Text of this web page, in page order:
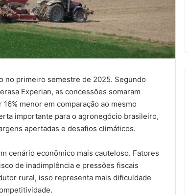
primeiro semestre de 2025. Segundo
Experian, as concessões somaram
menor em comparação ao mesmo
importante para o agronegócio brasileiro,
apertadas e desafios climáticos.
cenário econômico mais cauteloso. Fatores
de inadimplência e pressões fiscais
rural, isso representa mais dificuldade